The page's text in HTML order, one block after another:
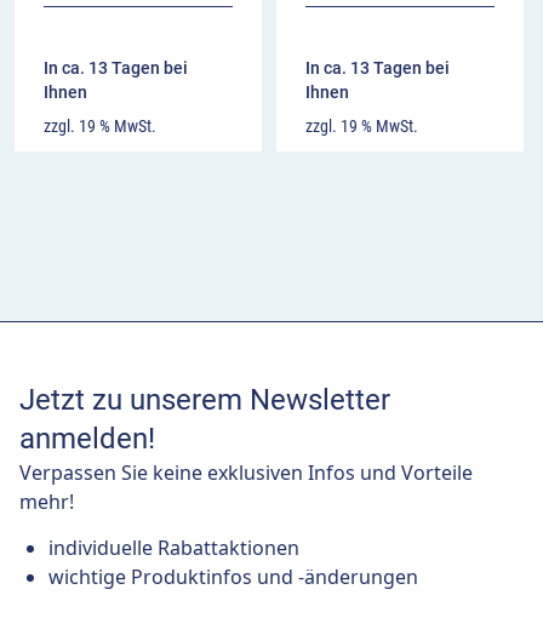
In ca. 13 Tagen bei
Ihnen
zzgl. 19 % MwSt.
In ca. 13 Tagen bei
Ihnen
zzgl. 19 % MwSt.
Jetzt zu unserem Newsletter
anmelden!
Verpassen Sie keine exklusiven Infos und Vorteile
mehr!
individuelle Rabattaktionen
wichtige Produktinfos und -änderungen